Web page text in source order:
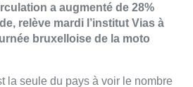
a augmenté de 28%
relève mardi l’institut Vias à
bruxelloise de la moto
la seule du pays à voir le nombre